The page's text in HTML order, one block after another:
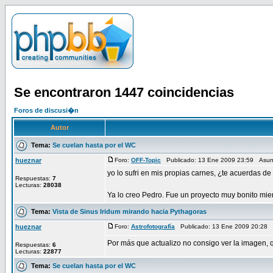
Se encontraron 1447 coincidencias
Foros de discusi�n
Autor
Tema: Se cuelan hasta por el WC
hueznar
Respuestas: 7
Lecturas: 28038
Foro: OFF-Topic Publicado: 13 Ene 2009 23:59
yo lo sufri en mis propias carnes, ¿te acuerdas
Ya lo creo Pedro. Fue un proyecto muy bonito
Tema: Vista de Sinus Iridum mirando hacia Pythagoras
hueznar
Respuestas: 6
Lecturas: 22877
Foro: Astrofotografía Publicado: 13 Ene 2009 20:28
Por más que actualizo no consigo ver la
Tema: Se cuelan hasta por el WC